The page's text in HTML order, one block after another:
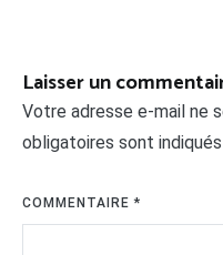
Laisser un
Votre adresse e-mail ne
obligatoires sont
COMMENTAIRE*